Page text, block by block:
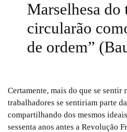
Marselhesa do
circularão
de ordem”
Certamente, mais do que se sentir
trabalhadores se sentiriam parte
compartilhando dos mesmos
sessenta anos antes a Revolução